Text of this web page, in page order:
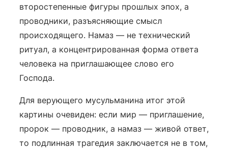
второстепенные фигуры прошлых эпох, а
проводники, разъясняющие смысл
происходящего. Намаз — не технический
ритуал, а концентрированная форма ответа
человека на приглашающее слово его
Господа.
Для верующего мусульманина итог этой
картины очевиден: если мир — приглашение,
пророк — проводник, а намаз — живой ответ,
то подлинная трагедия заключается не в том,